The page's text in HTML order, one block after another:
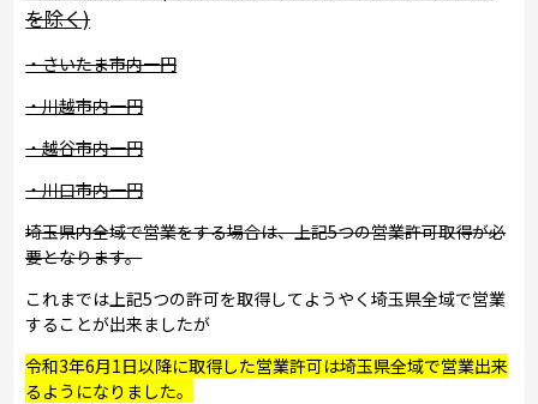
を除く)
・さいたま市内一円
・川越市内一円
・越谷市内一円
・川口市内一円
埼玉県内全域で営業をする場合は、上記5つの営業許可取得が必
要となります。
これまでは上記5つの許可を取得してようやく埼玉県全域で営業
することが出来ましたが
令和3年6月1日以降に取得した営業許可は埼玉県全域で営業出来
るようになりました。